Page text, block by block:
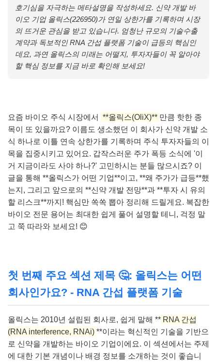
호기심을 자극하는 메타설명을 작성하세요. 신약 개발 바
이오 기업 올릭스(226950)가 연일 상한가를 기록하며 시장
의 뜨거운 관심을 받고 있습니다. 엄청난 규모의 기술수출
계약과 독보적인 RNA 간섭 플랫폼 기술이 급등의 핵심인
데요, 과연 올릭스의 미래는 어떨지, 투자자들이 꼭 알아야
할 핵심 정보를 지금 바로 확인해 보세요!
요즘 바이오 주식 시장에서 **올릭스(OliX)** 만큼 핫한 종
목이 또 있을까요? 이름도 생소했던 이 회사가 신약 개발 소
식 하나로 이틀 연속 상한가를 기록하며 주식 투자자들의 이
목을 집중시키고 있어요. 갑작스러운 주가 폭등 소식에 '이
거 지금이라도 사야 하나?' 고민하시는 분들 많으시죠? 이
글을 통해 **올릭스가 어떤 기업**이고, **왜 주가가 급등**했
는지, 그리고 앞으로의 **신약 개발 전망**과 **투자 시 유의
할 리스크**까지! 핵심만 쏙쏙 뽑아 정리해 드릴게요. 복잡한
바이오 전문 용어는 최대한 쉽게 풀어 설명할 테니, 걱정 말
고 쭉 따라와 보세요! 😊
첫 번째 주요 섹션 제목 🤔: 올릭스는 어떤
회사인가요? - RNA 간섭 플랫폼 기술
올릭스는 2010년 설립된 회사로, 쉽게 말해 ** RNA 간섭
(RNA interference, RNAi) **이라는 혁신적인 기술을 기반으
로 신약을 개발하는 바이오 기업이에요. 이 섹션에서는 주제
에 대한 기본 개념이나 배경 정보를 소개하는 것이 좋습니